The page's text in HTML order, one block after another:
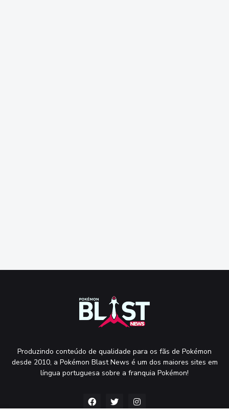
Produzindo conteúdo de qualidade para os fãs de Pokémon
desde 2010, a Pokémon Blast News é um dos maiores sites em
língua portuguesa sobre a franquia Pokémon!